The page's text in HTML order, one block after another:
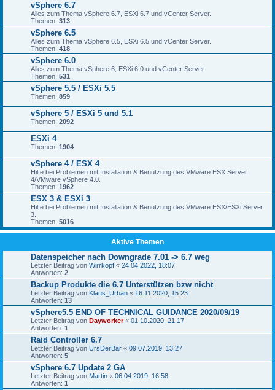
vSphere 6.7
Alles zum Thema vSphere 6.7, ESXi 6.7 und vCenter Server.
Themen: 313
vSphere 6.5
Alles zum Thema vSphere 6.5, ESXi 6.5 und vCenter Server.
Themen: 418
vSphere 6.0
Alles zum Thema vSphere 6, ESXi 6.0 und vCenter Server.
Themen: 531
vSphere 5.5 / ESXi 5.5
Themen: 859
vSphere 5 / ESXi 5 und 5.1
Themen: 2092
ESXi 4
Themen: 1904
vSphere 4 / ESX 4
Hilfe bei Problemen mit Installation & Benutzung des VMware ESX Server
4/VMware vSphere 4.0.
Themen: 1962
ESX 3 & ESXi 3
Hilfe bei Problemen mit Installation & Benutzung des VMware ESX/ESXi Server
3.
Themen: 5016
Aktive Themen
Datenspeicher nach Downgrade 7.01 -> 6.7 weg
Letzter Beitrag von Wirrkopf « 24.04.2022, 18:07
Antworten: 2
Backup Produkte die 6.7 Unterstützen bzw nicht
Letzter Beitrag von Klaus_Urban « 16.11.2020, 15:23
Antworten: 13
vSphere5.5 END OF TECHNICAL GUIDANCE 2020/09/19
Letzter Beitrag von Dayworker« 01.10.2020, 21:17
Antworten: 1
Raid Controller 6.7
Letzter Beitrag von UrsDerBär « 09.07.2019, 13:27
Antworten: 5
vSphere 6.7 Update 2 GA
Letzter Beitrag von Martin « 06.04.2019, 16:58
Antworten: 1